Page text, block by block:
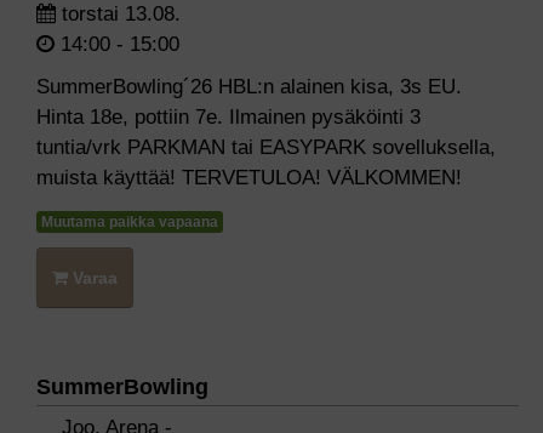
torstai 13.08.
14:00 - 15:00
SummerBowling´26 HBL:n alainen kisa, 3s EU.
Hinta 18e, pottiin 7e. Ilmainen pysäköinti 3
tuntia/vrk PARKMAN tai EASYPARK sovelluksella,
muista käyttää! TERVETULOA! VÄLKOMMEN!
Muutama paikka vapaana
Varaa
SummerBowling
Joo. Arena -